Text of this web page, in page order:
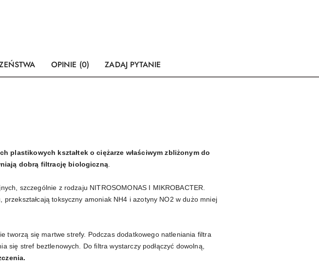
OPINIE (0) ZADAJ PYTANIE
plastikowych kształtek o ciężarze właściwym zbliżonym do
dobrą filtrację biologiczną.
szczególnie z rodzaju NITROSOMONAS I MIKROBACTER.
toksyczny amoniak NH4 i azotyny NO2 w dużo mniej
tworzą się martwe strefy. Podczas dodatkowego natleniania filtra
się stref beztlenowych. Do filtra wystarczy podłączyć dowolną,